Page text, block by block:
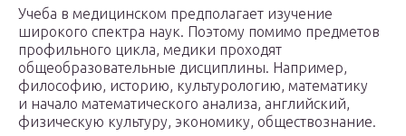
Учеба в медицинском предполагает изучение
широкого спектра наук. Поэтому помимо предметов
профильного цикла, медики проходят
общеобразовательные дисциплины. Например,
философию, историю, культурологию, математику
и начало математического анализа, английский,
физическую культуру, экономику, обществознание.